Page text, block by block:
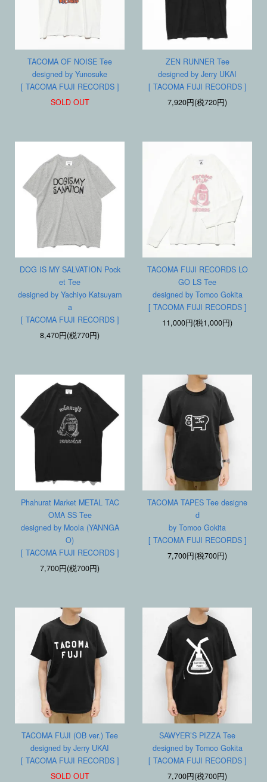
TACOMA OF NOISE Tee
designed by Yunosuke
[ TACOMA FUJI RECORDS ]
SOLD OUT
ZEN RUNNER Tee
designed by Jerry UKAI
[ TACOMA FUJI RECORDS ]
7,920円(税720円)
DOG IS MY SALVATION Pock
et Tee
designed by Yachiyo Katsuyam
a
[ TACOMA FUJI RECORDS ]
8,470円(税770円)
TACOMA FUJI RECORDS LO
GO LS Tee
designed by Tomoo Gokita
[ TACOMA FUJI RECORDS ]
11,000円(税1,000円)
Phahurat Market METAL TAC
OMA SS Tee
designed by Moola (YANNGA
O)
[ TACOMA FUJI RECORDS ]
7,700円(税700円)
TACOMA TAPES Tee designe
d
by Tomoo Gokita
[ TACOMA FUJI RECORDS ]
7,700円(税700円)
TACOMA FUJI (OB ver.) Tee
designed by Jerry UKAI
[ TACOMA FUJI RECORDS ]
SOLD OUT
SAWYER’S PIZZA Tee
designed by Tomoo Gokita
[ TACOMA FUJI RECORDS ]
7,700円(税700円)